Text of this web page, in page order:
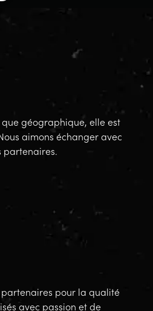
que géographique, elle est
aimons échanger avec
partenaires.
partenaires pour la qualité
avec passion et de